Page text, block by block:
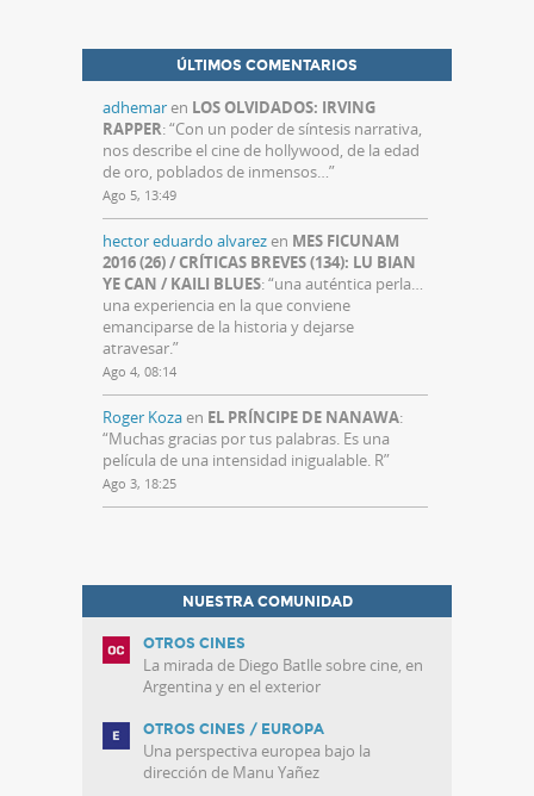
ÚLTIMOS COMENTARIOS
adhemaren LOS OLVIDADOS: IRVING
RAPPER: “Con un poder de síntesis narrativa,
nos describe el cine de hollywood, de la edad
de oro, poblados de inmensos…”
Ago 5, 13:49
hector eduardo alvarezen MES FICUNAM
2016 (26) / CRÍTICAS BREVES (134): LU BIAN
YE CAN / KAILI BLUES: “una auténtica perla…
una experiencia en la que conviene
emanciparse de la historia y dejarse
atravesar.”
Ago 4, 08:14
Roger Kozaen EL PRÍNCIPE DE NANAWA:
“Muchas gracias por tus palabras. Es una
película de una intensidad inigualable. R”
Ago 3, 18:25
NUESTRA COMUNIDAD
OTROS CINES
La mirada de Diego Batlle sobre cine, en
Argentina y en el exterior
OTROS CINES / EUROPA
Una perspectiva europea bajo la
dirección de Manu Yañez